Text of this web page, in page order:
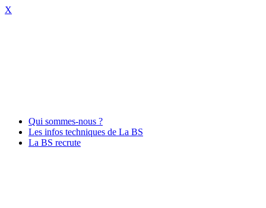
X
Qui sommes-nous ?
Les infos techniques de La BS
La BS recrute